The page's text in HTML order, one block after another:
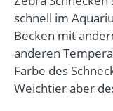
schnell im
Becken mit
anderen
Farbe des
Weichtier aber